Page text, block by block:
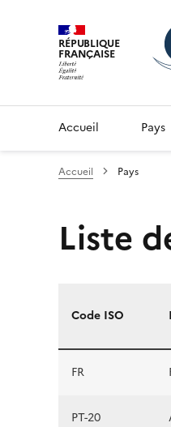
RÉPUBLIQUE
FRANÇAISE
Accueil Pays
Accueil Pays
Liste
Liste des
Code ISO
FR
PT-20